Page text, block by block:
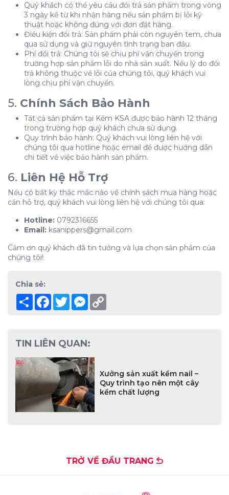
Quý khách có thể yêu cầu đổi trả sản phẩm trong vòng
3 ngày kể từ khi nhận hàng nếu sản phẩm bị lỗi kỹ
thuật hoặc không đúng với đơn đặt hàng.
Điều kiện đổi trả: Sản phẩm phải còn nguyên tem, chưa
qua sử dụng và giữ nguyên tình trạng ban đầu.
Phí đổi trả: Chúng tôi sẽ chịu phí vận chuyển trong
trường hợp sản phẩm lỗi do nhà sản xuất. Nếu lý do đổi
trả không thuộc về lỗi của chúng tôi, quý khách vui
lòng chịu phí vận chuyển.
5. Chính Sách Bảo Hành
Tất cả sản phẩm tại Kềm KSA được bảo hành 12 tháng
trong trường hợp quý khách chưa sử dụng.
Quy trình bảo hành: Quý khách vui lòng liên hệ với
chúng tôi qua hotline hoặc email để được hướng dẫn
chi tiết về việc bảo hành sản phẩm.
6. Liên Hệ Hỗ Trợ
Nếu có bất kỳ thắc mắc nào về chính sách mua hàng hoặc
cần hỗ trợ, quý khách vui lòng liên hệ với chúng tôi qua:
Hotline: 0792316655
Email: ksanippers@gmail.com
Cảm ơn quý khách đã tin tưởng và lựa chọn sản phẩm của
chúng tôi!
Chia sẻ:
Share Facebook
TwitterMessenger
TIN LIÊN QUAN:
Xưởng sản xuất kềm nail –
Quy trình tạo nên một cây
kềm chất lượng
TRỞ VỀ ĐẦU TRANG